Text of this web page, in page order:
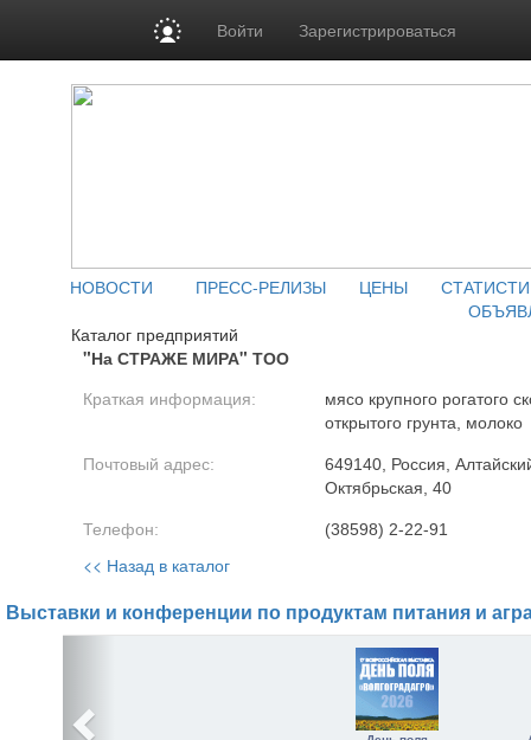
Войти Зарегистрироваться
НОВОСТИ ПРЕСС-РЕЛИЗЫ ЦЕНЫ
Каталог предприятий
"На СТРАЖЕ МИРА" ТОО
Краткая информация:
мясо крупного рогатого
открытого грунта, молоко
Почтовый адрес:
649140, Россия,
Октябрьская, 40
Телефон: (38598) 2-22-91
<< Назад в каталог
Выставки и конференции по продуктам питания и